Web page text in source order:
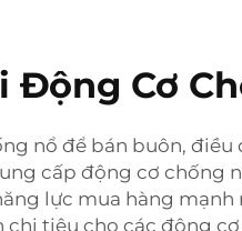
Cơ
nổ để bán buôn,
cấp động cơ
lực mua hàng
chi tiêu cho các động